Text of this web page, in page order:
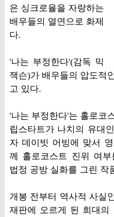
은 싱크로율을 자랑하는
배우들의 열연으로 화제
다.
'나는 부정한다'(감독 믹
잭슨)가 배우들의 압도적
고 있다.
'나는 부정한다'는 홀로코
립스타트가 나치의 유대
자 데이빗 어빙에 맞서
께 홀로코스트 진위 여
법정 공방 실화를 그린 작
개봉 전부터 역사적 사실
재판에 오르게 된 희대의